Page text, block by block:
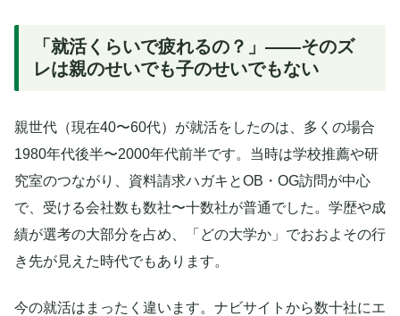
「就活くらいで疲れるの？」——そのズ
レは親のせいでも子のせいでもない
親世代（現在40〜60代）が就活をしたのは、多くの場合
1980年代後半〜2000年代前半です。当時は学校推薦や研
究室のつながり、資料請求ハガキとOB・OG訪問が中心
で、受ける会社数も数社〜十数社が普通でした。学歴や成
績が選考の大部分を占め、「どの大学か」でおおよその行
き先が見えた時代でもあります。
今の就活はまったく違います。ナビサイトから数十社にエ